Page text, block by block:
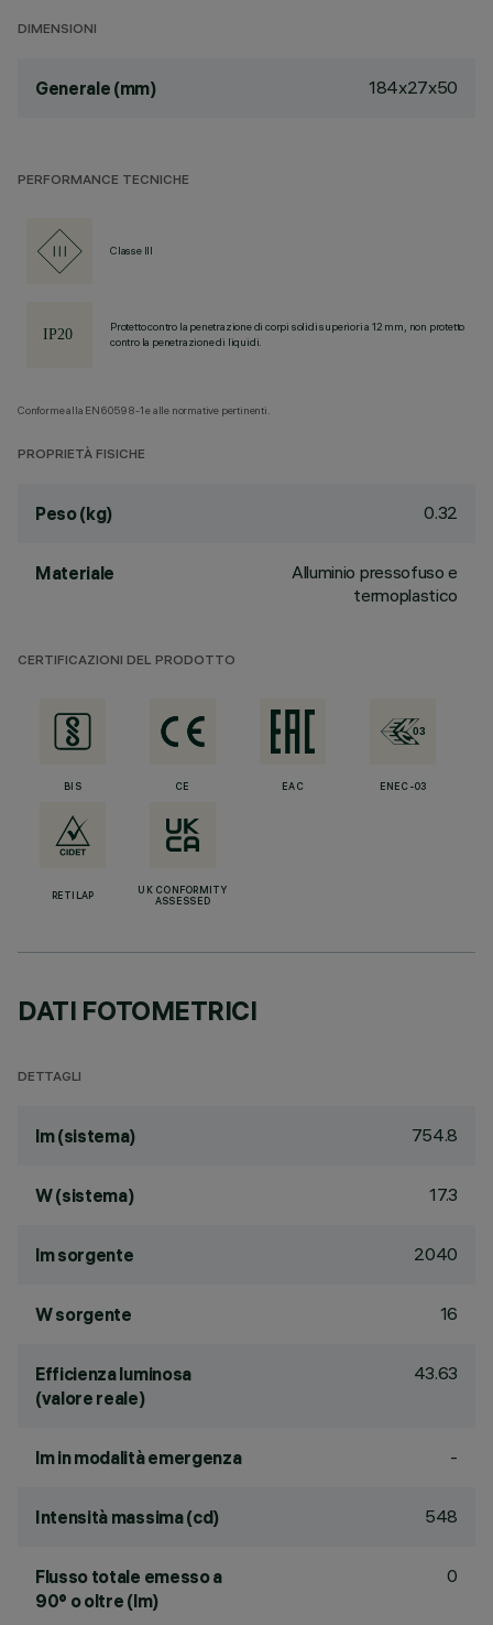
DIMENSIONI
Generale (mm) 184x27x50
PERFORMANCE TECNICHE
Classe III
Protetto contro la penetrazione di corpi solidi superiori a 12 mm, non protetto
contro la penetrazione di liquidi.
Conforme alla EN60598-1 e alle normative pertinenti.
PROPRIETÀ FISICHE
Peso (kg) 0.32
Materiale
Alluminio pressofuso e
termoplastico
CERTIFICAZIONI DEL PRODOTTO
BIS CE EAC ENEC-03
RETILAP
UK CONFORMITY
ASSESSED
DATI FOTOMETRICI
DETTAGLI
lm (sistema) 754.8
W (sistema) 17.3
lm sorgente 2040
W sorgente 16
Efficienza luminosa
(valore reale)
43.63
lm in modalità emergenza -
Intensità massima (cd) 548
Flusso totale emesso a
90° o oltre (lm)
0